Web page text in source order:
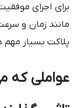
برای اجرای
مانند زمان و
پلاکت بسیار مهم
عواملی که